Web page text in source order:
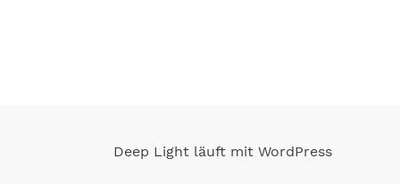
Deep Light läuft mit WordPress